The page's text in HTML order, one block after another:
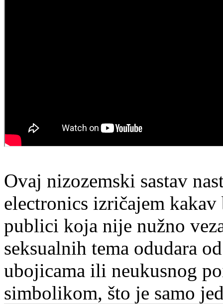
Ovaj nizozemski sastav
electronics izričajem
publici koja nije nužno
seksualnih tema odudara
ubojicama ili neukusnog
simbolikom, što je samo